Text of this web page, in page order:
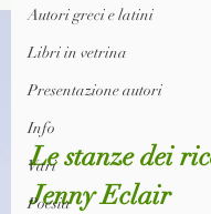
Autori greci e latini
Libri in vetrina
Presentazione autori
Info
Vari
Poesia
Le stanze dei
Jenny Eclair